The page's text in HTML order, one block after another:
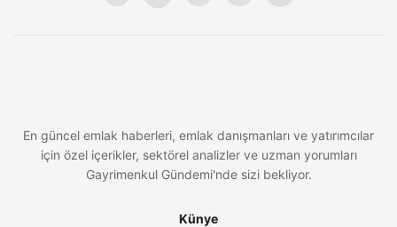
En güncel emlak haberleri, emlak danışmanları ve yatırımcılar
için özel içerikler, sektörel analizler ve uzman yorumları
Gayrimenkul Gündemi'nde sizi bekliyor.
Künye